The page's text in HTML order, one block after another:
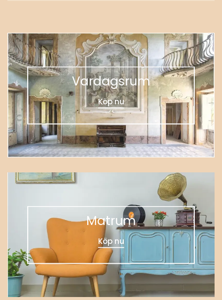
MARIN SPOTLAMPOR OCH
SIGNALLAMPOR
Vintage kopparfärgad
bikupa-hänglampa i
nautisk stil
kr4,277.00
kr3,422.00
MARIN VÄGGLAMPOR
Vintage
mässingsarmvägglampa
med nautisk arm
kr kr 1,418.00
Vardagsrum
Köp nu